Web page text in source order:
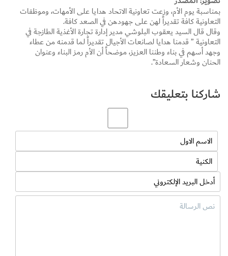
بمناسبة يوم الأم، وزعت تعاونية الاتحاد هدايا على الأمهات، وموظفات
التعاونية كافة تقديراً لهن على جهودهن في الصعد كافة.
وقال قال السيد يعقوب البلوشي مدير إدارة تجارة الأغذية الطازجة في
التعاونية ” قدمنا هدايا لصانعات الأجيال تقديراً لما قدمنه من عطاء
وجهد أسهم في بناء وطننا العزيز، موضحاً أن الأم رمز البناء وعنوان
الحنان وشعار السعادة”.
شاركنا بتعليقك